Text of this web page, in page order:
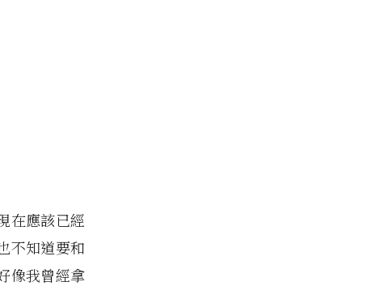
在應該已經
不知道要和
像我曾經拿